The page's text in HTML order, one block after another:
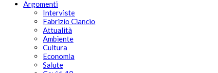
Argomenti
Interviste
Fabrizio Ciancio
Attualità
Ambiente
Cultura
Economia
Salute